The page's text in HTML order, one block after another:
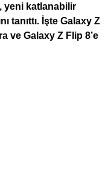
yeni katlanabilir
tanıttı. İşte Galaxy Z
ve Galaxy Z Flip 8’e